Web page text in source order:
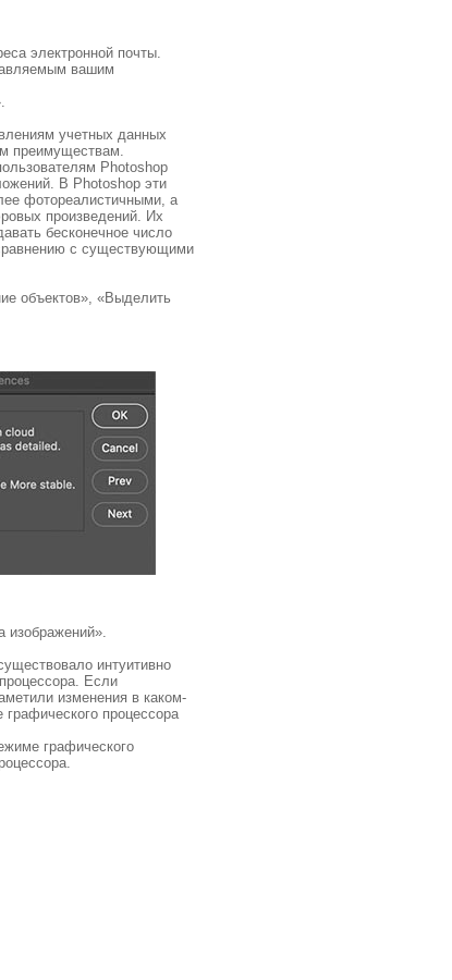
электронной почты.
вашим
учетных данных
преимуществам.
Photoshop
В Photoshop эти
фотореалистичными, а
произведений. Их
бесконечное число
с существующими
объектов», «Выделить
изображений».
интуитивно
Если
изменения в каком-
процессора
графического